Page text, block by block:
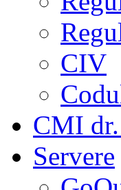
CIV
CMI
Servere